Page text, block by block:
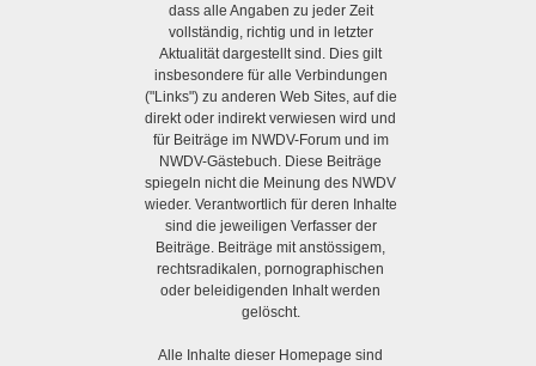
dass alle Angaben zu jeder Zeit
vollständig, richtig und in letzter
Aktualität dargestellt sind. Dies gilt
insbesondere für alle Verbindungen
("Links") zu anderen Web Sites, auf die
direkt oder indirekt verwiesen wird und
für Beiträge im NWDV-Forum und im
NWDV-Gästebuch. Diese Beiträge
spiegeln nicht die Meinung des NWDV
wieder. Verantwortlich für deren Inhalte
sind die jeweiligen Verfasser der
Beiträge. Beiträge mit anstössigem,
rechtsradikalen, pornographischen
oder beleidigenden Inhalt werden
gelöscht.
Alle Inhalte dieser Homepage sind